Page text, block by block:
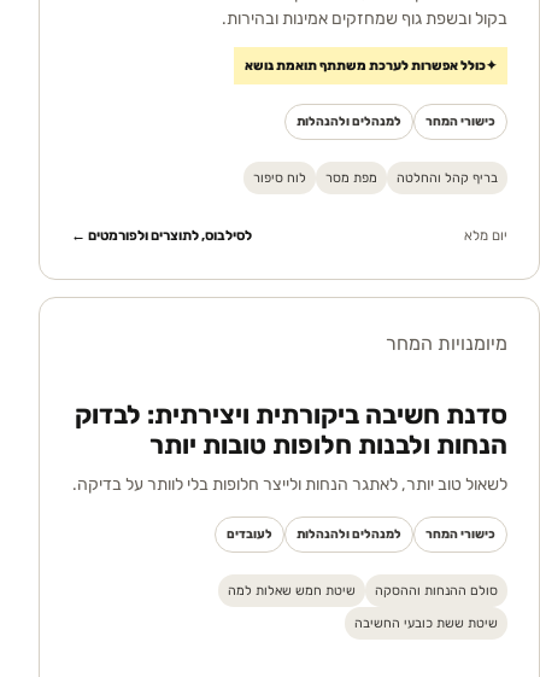
בקול ובשפת גוף שמחזקים אמינות ובהירות.
✦כולל אפשרות לערכת משתתף תואמת נושא
כישורי המחר למנהלים ולהנהלות
בריף קהל והחלטה מפת מסר לוח סיפור
יום מלא לסילבוס, לתוצרים ולפורמטים ←
מיומנויות המחר
סדנת חשיבה ביקורתית ויצירתית: לבדוק
הנחות ולבנות חלופות טובות יותר
לשאול טוב יותר, לאתגר הנחות ולייצר חלופות בלי לוותר על בדיקה.
כישורי המחר למנהלים ולהנהלות לעובדים
סולם ההנחות וההסקה שיטת חמש שאלות למה
שיטת ששת כובעי החשיבה